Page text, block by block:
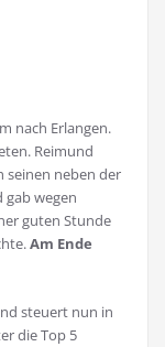
nach Erlangen.
Reimund
seinen neben der
wegen
guten Stunde
Am Ende
steuert nun in
die Top 5